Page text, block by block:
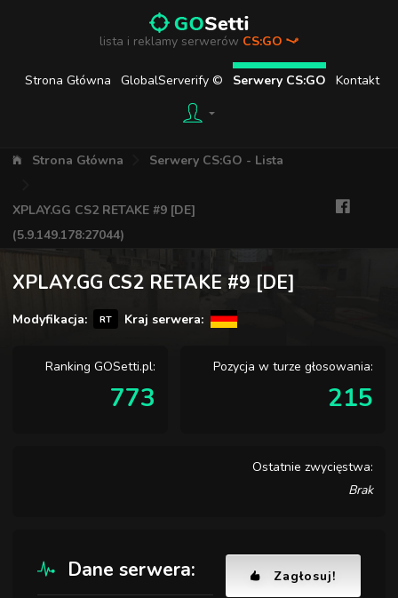
lista i reklamy serwerów CS:GO
Strona Główna GlobalServerify © Serwery CS:GO Kontakt
Strona Główna Serwery CS:GO - Lista
XPLAY.GG CS2 RETAKE #9 [DE]
(5.9.149.178:27044)
XPLAY.GG CS2 RETAKE #9 [DE]
Modyfikacja: RT Kraj serwera:
Ranking GOSetti.pl:
773
Pozycja w turze głosowania:
215
Ostatnie zwycięstwa:
Brak
Dane serwera: Zagłosuj!